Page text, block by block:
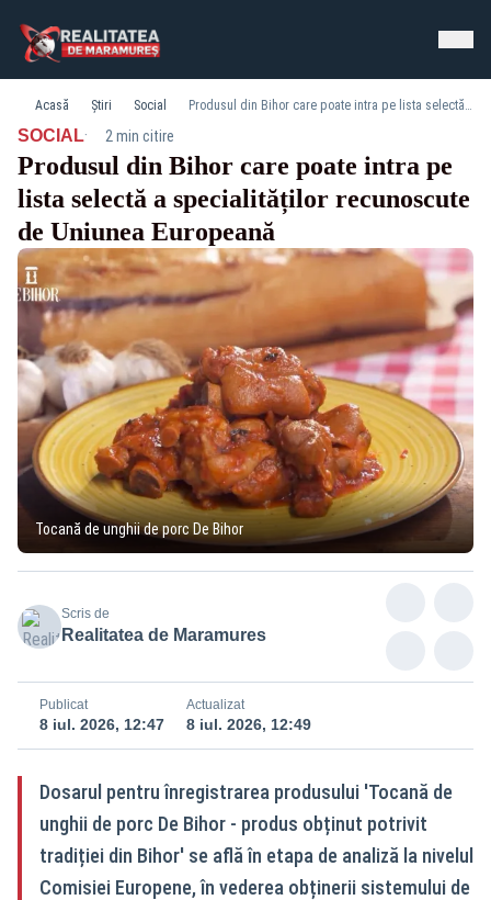
Acasă Știri Social Produsul din Bihor care poate intra pe lista selectă a specialităților recunoscute de Uniunea Europeană
SOCIAL· 2 min citire
Produsul din Bihor care poate intra pe
lista selectă a specialităților recunoscute
de Uniunea Europeană
Tocană de unghii de porc De Bihor
Scris de
Realitatea de Maramures
Publicat
8 iul. 2026, 12:47
Actualizat
8 iul. 2026, 12:49
Dosarul pentru înregistrarea produsului 'Tocană de
unghii de porc De Bihor - produs obținut potrivit
tradiției din Bihor' se află în etapa de analiză la nivelul
Comisiei Europene, în vederea obținerii sistemului de